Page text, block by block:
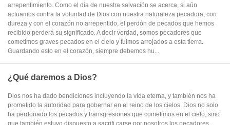
arrepentimiento. Como el día de nuestra salvación se acerca, si aún
actuamos contra la voluntad de Dios con nuestra naturaleza pecadora, con
dureza y con el corazón no arrepentido, el perdón de pecados que hemos
recibido perderá su significado. A decir verdad, somos pecadores que
cometimos graves pecados en el cielo y fuimos arrojados a esta tierra.
Guardando esto en el corazón, siempre debemos hu...
¿Qué daremos a Dios?
Dios nos ha dado bendiciones incluyendo la vida eterna, y también nos ha
prometido la autoridad para gobernar en el reino de los cielos. Dios no solo
ha perdonado los pecados y transgresiones que cometimos en el cielo, sino
que también estuvo dispuesto a sacrifi carse por nosotros los pecadores,